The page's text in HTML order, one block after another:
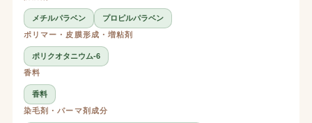
メチルパラベン
プロピルパラベン
ポリマー・皮膜形成・増粘剤
ポリクオタニウム-6
香料
香料
染毛剤・パーマ剤成分